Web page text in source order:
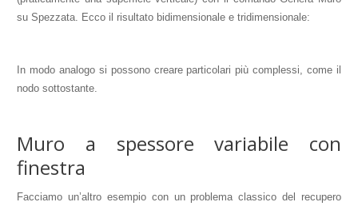
su Spezzata. Ecco il risultato bidimensionale e tridimensionale:
In modo analogo si possono creare particolari più complessi, come il
nodo sottostante.
Muro a spessore variabile con
finestra
Facciamo un’altro esempio con un problema classico del recupero